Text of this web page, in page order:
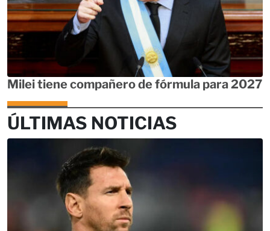
Milei tiene compañero de fórmula para 2027
ÚLTIMAS NOTICIAS